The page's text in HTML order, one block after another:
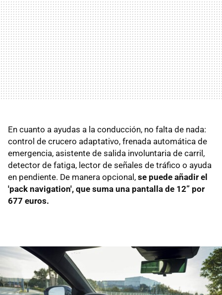
En cuanto a ayudas a la conducción, no falta de nada:
control de crucero adaptativo, frenada automática de
emergencia, asistente de salida involuntaria de carril,
detector de fatiga, lector de señales de tráfico o ayuda
en pendiente. De manera opcional, se puede añadir el
'pack navigation', que suma una pantalla de 12” por
677 euros.